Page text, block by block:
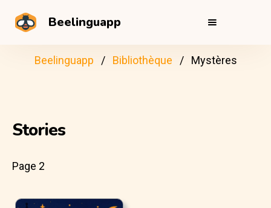
Beelinguapp
Beelinguapp Bibliothèque Mystères
Stories
Page 2